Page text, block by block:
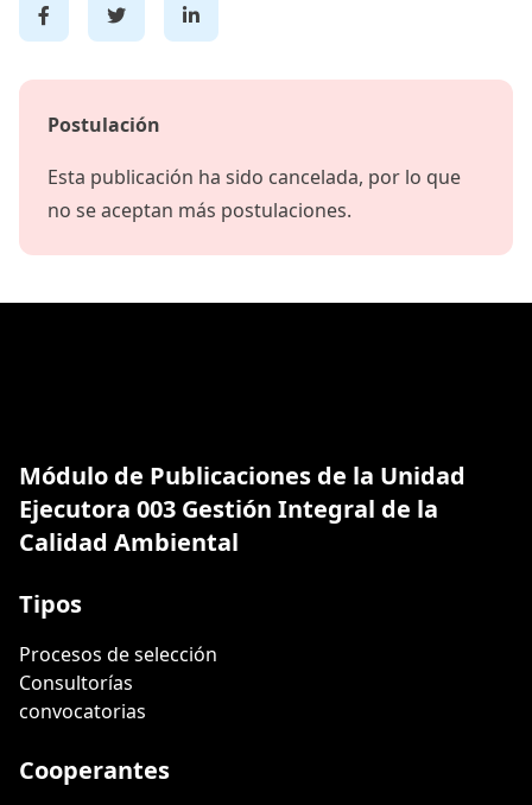
Postulación
Esta publicación ha sido cancelada, por lo que
no se aceptan más postulaciones.
Módulo de Publicaciones de la Unidad
Ejecutora 003 Gestión Integral de la
Calidad Ambiental
Tipos
Procesos de selección
Consultorías
convocatorias
Cooperantes